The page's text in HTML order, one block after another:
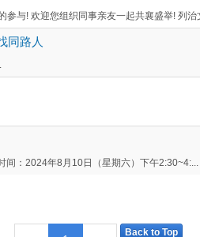
与! 欢迎您组织同事亲友一起共襄盛举! 列治
同路人
：2024年8月10日（星期六）下午2:30~4:...
Back to Top